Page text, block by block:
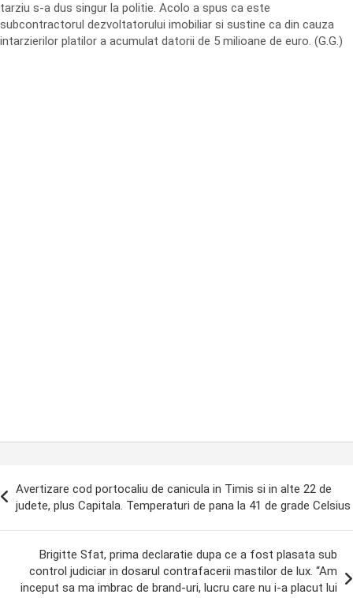
tarziu s-a dus singur la politie. Acolo a spus ca este
subcontractorul dezvoltatorului imobiliar si sustine ca din cauza
intarzierilor platilor a acumulat datorii de 5 milioane de euro. (G.G.)
Avertizare cod portocaliu de canicula in Timis si in alte 22 de
judete, plus Capitala. Temperaturi de pana la 41 de grade Celsius
Brigitte Sfat, prima declaratie dupa ce a fost plasata sub
control judiciar in dosarul contrafacerii mastilor de lux. “Am
inceput sa ma imbrac de brand-uri, lucru care nu i-a placut lui